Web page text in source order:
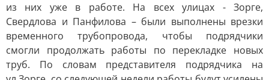
из них уже в работе. На всех улицах - Зорге,
Свердлова и Панфилова – были выполнены врезки
временного трубопровода, чтобы подрядчики
смогли продолжать работы по перекладке новых
труб. По словам представителя подрядчика на